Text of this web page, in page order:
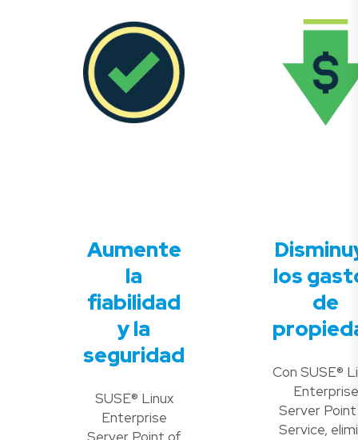
Aumente
la
fiabilidad
y la
seguridad
SUSE® Linux
Enterprise
los
de
Con SUSE®
Enterprise
Server
Service,